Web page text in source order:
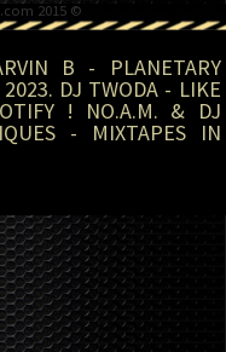
2015 ©
B - PLANETARY
DJ TWODA - LIKE
! NO.A.M. & DJ
- MIXTAPES IN